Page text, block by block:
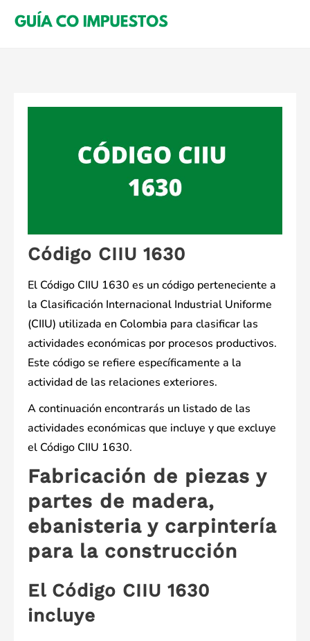
Código CIIU 1630
El Código CIIU 1630 es un código perteneciente a
la Clasificación Internacional Industrial Uniforme
(CIIU) utilizada en Colombia para clasificar las
actividades económicas por procesos productivos.
Este código se refiere específicamente a la
actividad de las relaciones exteriores.
A continuación encontrarás un listado de las
actividades económicas que incluye y que excluye
el Código CIIU 1630.
Fabricación de piezas y
partes de madera,
ebanisteria y carpintería
para la construcción
El Código CIIU 1630
incluye